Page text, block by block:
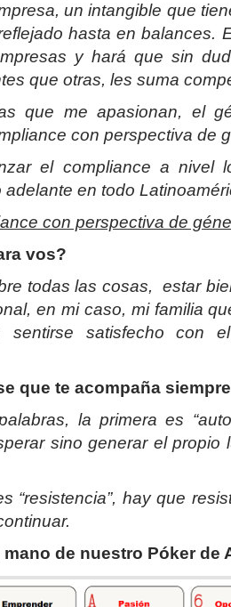
un intangible que
hasta en balances.
y hará que sin
que otras, les suma
que me apasionan, el g
con perspectiva de g
el compliance a nivel
en todo Latinoamé
con perspectiva de gé
vos?
todas las cosas, estar
en mi caso, mi familia
sentirse satisfecho con
que te acompaña
la primera es “
sino generar el propio
“resistencia”, hay que
de nuestro Póker de